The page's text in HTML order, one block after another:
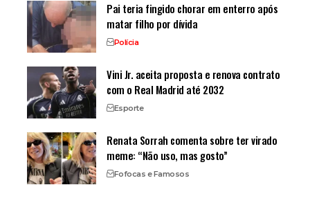
Pai teria fingido chorar em enterro após
matar filho por dívida
Polícia
Vini Jr. aceita proposta e renova contrato
com o Real Madrid até 2032
Esporte
Renata Sorrah comenta sobre ter virado
meme: “Não uso, mas gosto”
Fofocas e Famosos